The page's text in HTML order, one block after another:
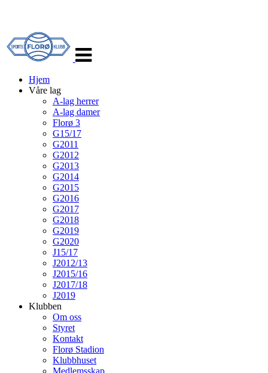
navigasjon
Hjem
Våre lag
A-lag herrer
A-lag damer
Florø 3
G15/17
G2011
G2012
G2013
G2014
G2015
G2016
G2017
G2018
G2019
G2020
J15/17
J2012/13
J2015/16
J2017/18
J2019
Klubben
Om oss
Styret
Kontakt
Florø Stadion
Klubbhuset
Medlemsskap